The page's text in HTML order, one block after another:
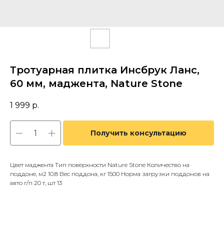
Тротуарная плитка Инсбрук Ланс,
60 мм, маджента, Nature Stone
1 999 р.
Получить консультацию
Цвет маджента Тип поверхности Nature Stone Количество на
поддоне, м2 10.8 Вес поддона, кг 1500 Норма загрузки поддонов на
авто г/п 20 т, шт 13